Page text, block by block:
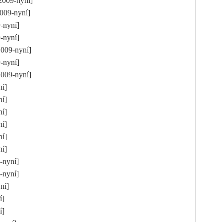
nyní]
nyní]
nyní]
nyní]
nyní]
nyní]
nyní]
nyní]